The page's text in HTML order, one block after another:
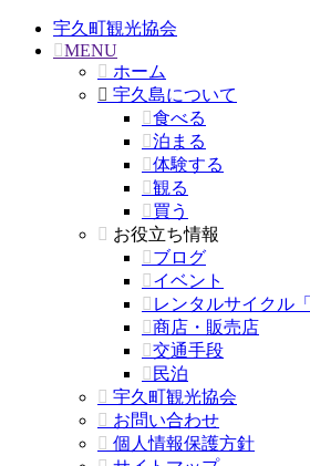
宇久町観光協会
MENU
ホーム
宇久島について
食べる
泊まる
体験する
観る
買う
お役立ち情報
ブログ
イベント
レンタルサイクル
商店・販売店
交通手段
民泊
宇久町観光協会
お問い合わせ
個人情報保護方針